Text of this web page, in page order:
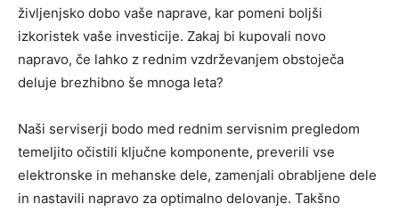
življenjsko dobo vaše naprave, kar pomeni boljši
izkoristek vaše investicije. Zakaj bi kupovali novo
napravo, če lahko z rednim vzdrževanjem obstoječa
deluje brezhibno še mnoga leta?
Naši serviserji bodo med rednim servisnim pregledom
temeljito očistili ključne komponente, preverili vse
elektronske in mehanske dele, zamenjali obrabljene dele
in nastavili napravo za optimalno delovanje. Takšno